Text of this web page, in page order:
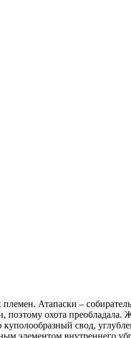
Атапаски –
поэтому охота
свод,
элементом внутреннего